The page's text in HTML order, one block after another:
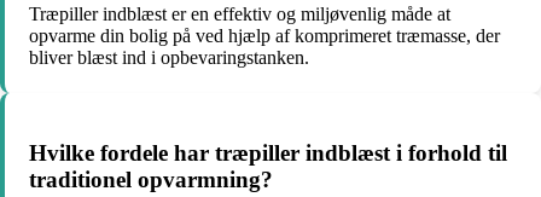
Træpiller indblæst er en effektiv og miljøvenlig måde at
opvarme din bolig på ved hjælp af komprimeret træmasse, der
bliver blæst ind i opbevaringstanken.
Hvilke fordele har træpiller indblæst i forhold til
traditionel opvarmning?